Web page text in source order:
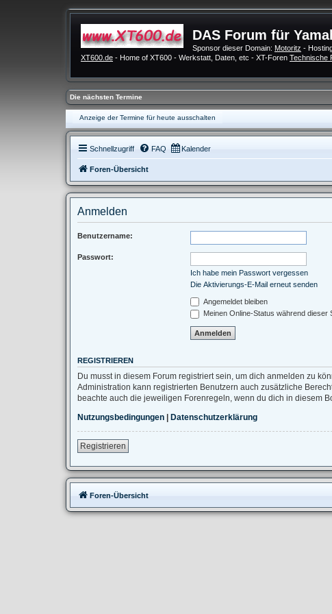
DAS Forum für
Sponsor dieser Domain: Motoritz -
XT600.de - Home of XT600 - Werkstatt, Daten, etc - XT-Foren Technische
Die nächsten Termine
Anzeige der Termine für heute ausschalten
Schnellzugriff FAQ Kalender
Foren-Übersicht
Anmelden
Benutzername:
Passwort:
Ich habe mein Passwort vergessen
Die Aktivierungs-E-Mail erneut senden
Angemeldet bleiben
Meinen Online-Status während dieser
REGISTRIEREN
Du musst in diesem Forum registriert sein, um dich anmelden zu
Administration kann registrierten Benutzern auch zusätzliche
beachte auch die jeweiligen Forenregeln, wenn du dich in diesem
Nutzungsbedingungen
Datenschutzerklärung
Registrieren
Foren-Übersicht